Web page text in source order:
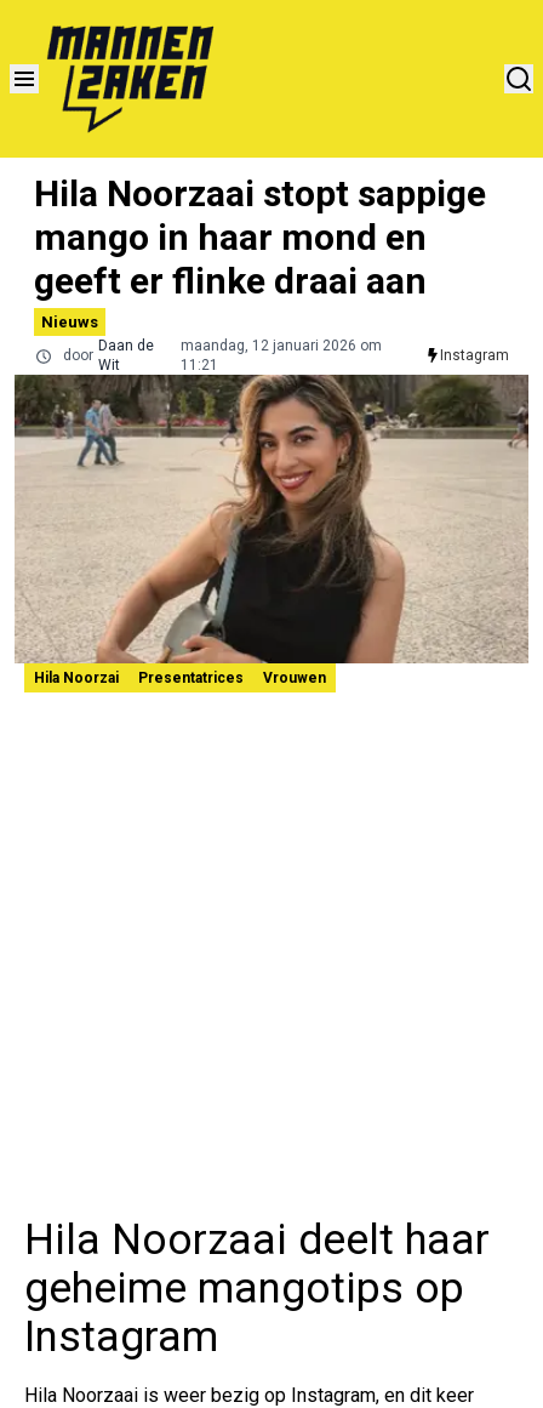
Hila Noorzaai stopt sappige
mango in haar mond en
geeft er flinke draai aan
Nieuws
door
Daan de
Wit
maandag, 12 januari 2026 om
11:21
Instagram
Hila Noorzai Presentatrices Vrouwen
Hila Noorzaai deelt haar
geheime mangotips op
Instagram
Hila Noorzaai is weer bezig op Instagram, en dit keer